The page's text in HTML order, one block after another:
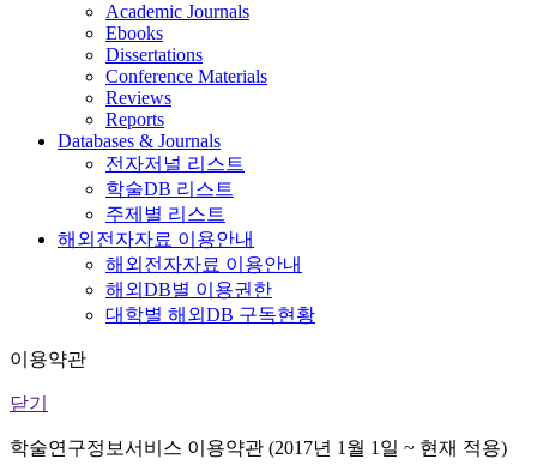
Academic Journals
Ebooks
Dissertations
Conference Materials
Reviews
Reports
Databases & Journals
전자저널 리스트
학술DB 리스트
주제별 리스트
해외전자자료 이용안내
해외전자자료 이용안내
해외DB별 이용권한
대학별 해외DB 구독현황
이용약관
닫기
학술연구정보서비스 이용약관 (2017년 1월 1일 ~ 현재 적용)